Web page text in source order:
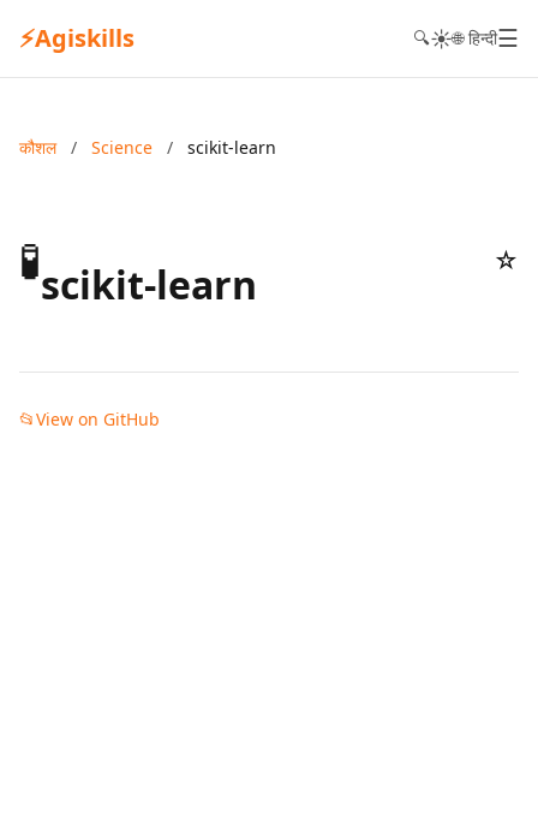
⚡Agiskills 🔍☀️🌐 हिन्दी☰
कौशल / Science / scikit-learn
🧪scikit-learn ☆
📂View on GitHub